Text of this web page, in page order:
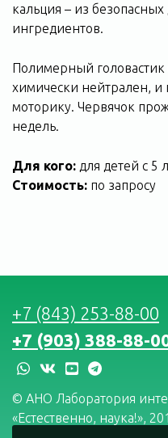
кальция – из
ингредиентов.
Полимерный головастик
химически нейтрален, и
моторику. Червячок
недель.
Для кого: для детей с 5
Стоимость: по запросу
+7 (843) 253-88-00
+7 (903) 388-88-
whatsapp
vk youtubetelegram
© АНО Лаборатория
«Естественно, наука!»,